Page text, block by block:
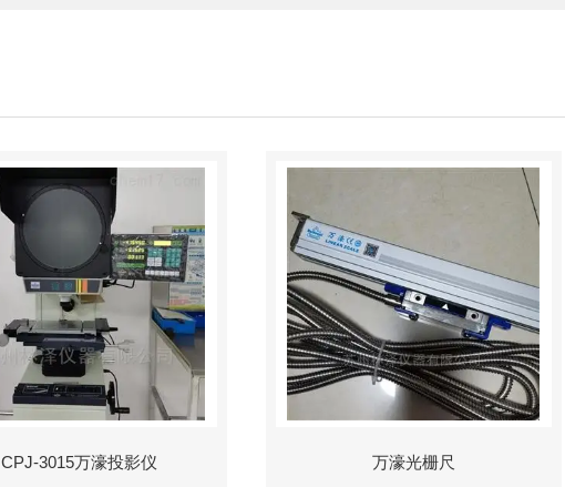
CPJ-3015万濠投影仪 万濠光栅尺